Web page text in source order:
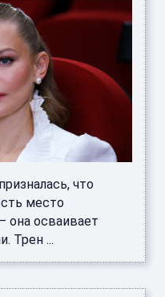
что
место
она осваивает
Трен ...